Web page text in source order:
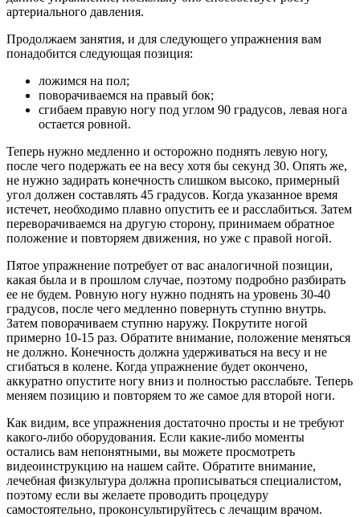
артериального давления.
Продолжаем занятия, и для следующего упражнения вам
понадобится следующая позиция:
ложимся на пол;
поворачиваемся на правый бок;
сгибаем правую ногу под углом 90 градусов, левая нога
остается ровной.
Теперь нужно медленно и осторожно поднять левую ногу,
после чего подержать ее на весу хотя бы секунд 30. Опять же,
не нужно задирать конечность слишком высоко, примерный
угол должен составлять 45 градусов. Когда указанное время
истечет, необходимо плавно опустить ее и расслабиться. Затем
переворачиваемся на другую сторону, принимаем обратное
положение и повторяем движения, но уже с правой ногой.
Пятое упражнение потребует от вас аналогичной позиции,
какая была и в прошлом случае, поэтому подробно разбирать
ее не будем. Ровную ногу нужно поднять на уровень 30-40
градусов, после чего медленно повернуть ступню внутрь.
Затем поворачиваем ступню наружу. Покрутите ногой
примерно 10-15 раз. Обратите внимание, положение меняться
не должно. Конечность должна удерживаться на весу и не
сгибаться в колене. Когда упражнение будет окончено,
аккуратно опустите ногу вниз и полностью расслабьте. Теперь
меняем позицию и повторяем то же самое для второй ноги.
Как видим, все упражнения достаточно просты и не требуют
какого-либо оборудования. Если какие-либо моменты
остались вам непонятными, вы можете просмотреть
видеоинструкцию на нашем сайте. Обратите внимание,
лечебная физкультура должна прописываться специалистом,
поэтому если вы желаете проводить процедуру
самостоятельно, проконсультируйтесь с лечащим врачом.